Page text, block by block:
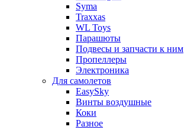
Syma
Traxxas
WL Toys
Парашюты
Подвесы и запчасти к ним
Пропеллеры
Электроника
Для самолетов
EasySky
Винты воздушные
Коки
Разное